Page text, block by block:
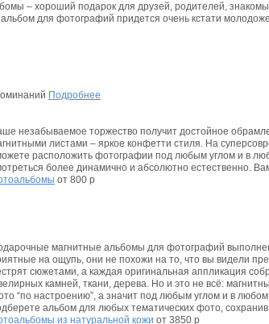
– хороший подарок для друзей, родителей,
для фотографий придется очень кстати
фотоальбом, который можно преподнести на
Подробнее
незабываемое торжество получит достойное
листами – яркое конфетти стиля. На
расположить фотографии под любым углом и в
более динамично и абсолютно естественно.
от 800 р
магнитные альбомы для фотографий
на ощупь, они не похожи на то, что вы видели
сюжетами, а каждая оригинальная аппликация
камней, ткани, дерева. Но и это не всё:
“по настроению”, а значит под любым углом и в
альбом для любых тематических фото,
из натуральной кожи от 3850 р